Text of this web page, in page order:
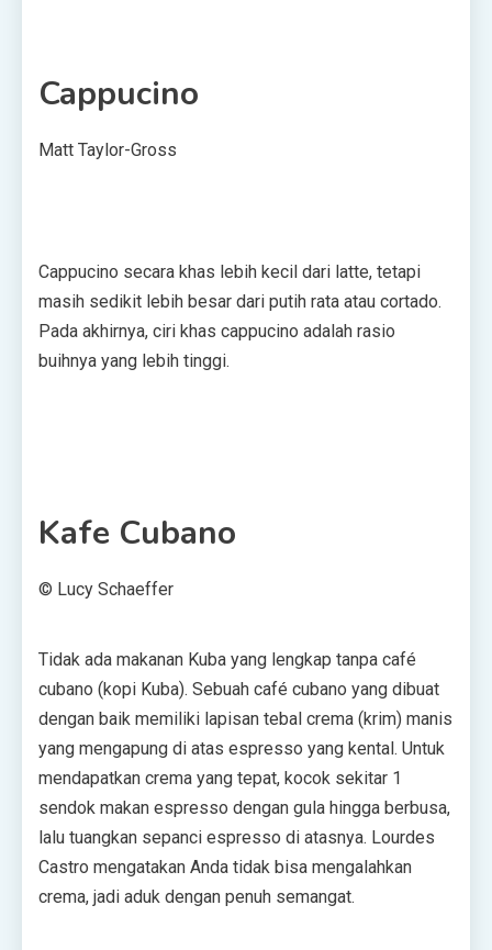
Cappucino
Matt Taylor-Gross
Cappucino secara khas lebih kecil dari latte, tetapi
masih sedikit lebih besar dari putih rata atau cortado.
Pada akhirnya, ciri khas cappucino adalah rasio
buihnya yang lebih tinggi.
Kafe Cubano
© Lucy Schaeffer
Tidak ada makanan Kuba yang lengkap tanpa café
cubano (kopi Kuba). Sebuah café cubano yang dibuat
dengan baik memiliki lapisan tebal crema (krim) manis
yang mengapung di atas espresso yang kental. Untuk
mendapatkan crema yang tepat, kocok sekitar 1
sendok makan espresso dengan gula hingga berbusa,
lalu tuangkan sepanci espresso di atasnya. Lourdes
Castro mengatakan Anda tidak bisa mengalahkan
crema, jadi aduk dengan penuh semangat.